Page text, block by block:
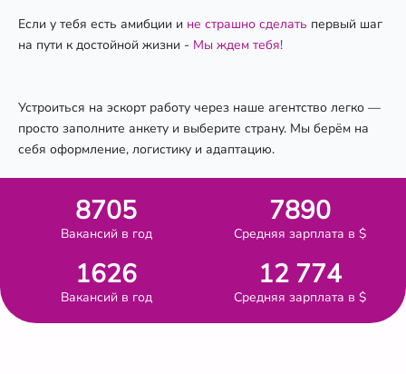
Если у тебя есть амибции и не страшно сделать первый шаг
на пути к достойной жизни - Мы ждем тебя!
Устроиться на эскорт работу через наше агентство легко —
просто заполните анкету и выберите страну. Мы берём на
себя оформление, логистику и адаптацию.
8705
Вакансий в год
7890
Средняя зарплата в $
1626
Вакансий в год
12 774
Средняя зарплата в $